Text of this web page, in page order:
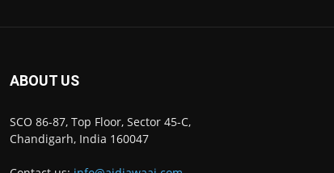
ABOUT US
SCO 86-87, Top Floor, Sector 45-C,
Chandigarh, India 160047